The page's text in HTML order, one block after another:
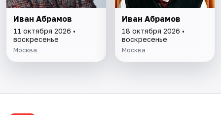
Иван Абрамов
11 октября 2026 •
воскресенье
Москва
Иван Абрамов
18 октября 2026 •
воскресенье
Москва